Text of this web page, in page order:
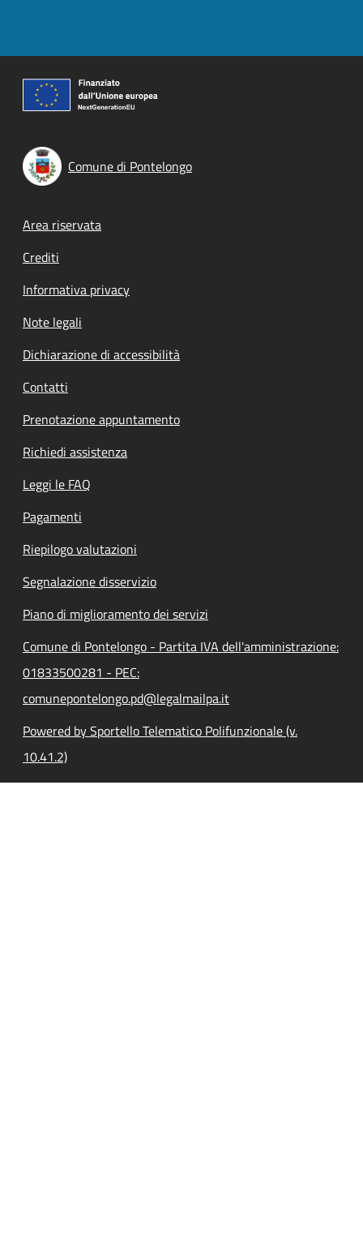
Comune di Pontelongo
Footer menu
Area riservata
Crediti
Informativa privacy
Note legali
Dichiarazione di accessibilità
Contatti
Prenotazione appuntamento
Richiedi assistenza
Leggi le FAQ
Pagamenti
Riepilogo valutazioni
Segnalazione disservizio
Piano di miglioramento dei servizi
Comune di Pontelongo - Partita IVA dell'amministrazione:
01833500281 - PEC:
comunepontelongo.pd@legalmailpa.it
Powered by Sportello Telematico Polifunzionale (v.
10.41.2)